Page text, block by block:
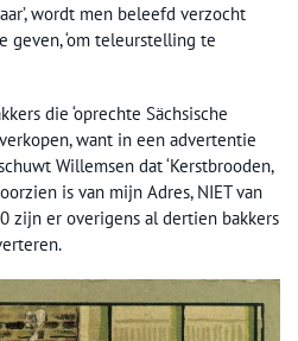
wordt men beleefd verzocht
‘om teleurstelling te
die ‘oprechte Sächsische
want in een advertentie
Willemsen dat ‘Kerstbrooden,
is van mijn Adres, NIET van
zijn er overigens al dertien bakkers